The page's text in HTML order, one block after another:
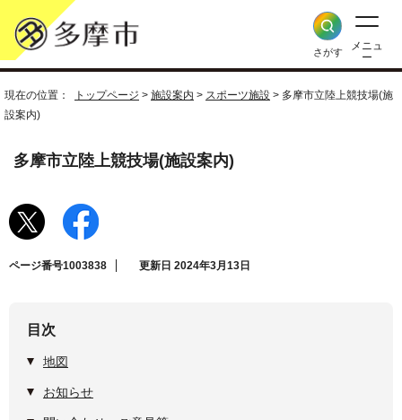
さがす
メニュ
ー
現在の位置： トップページ > 施設案内 > スポーツ施設 > 多摩市立陸上競技場(施
設案内)
多摩市立陸上競技場(施設案内)
ページ番号1003838 更新日 2024年3月13日
目次
地図
お知らせ